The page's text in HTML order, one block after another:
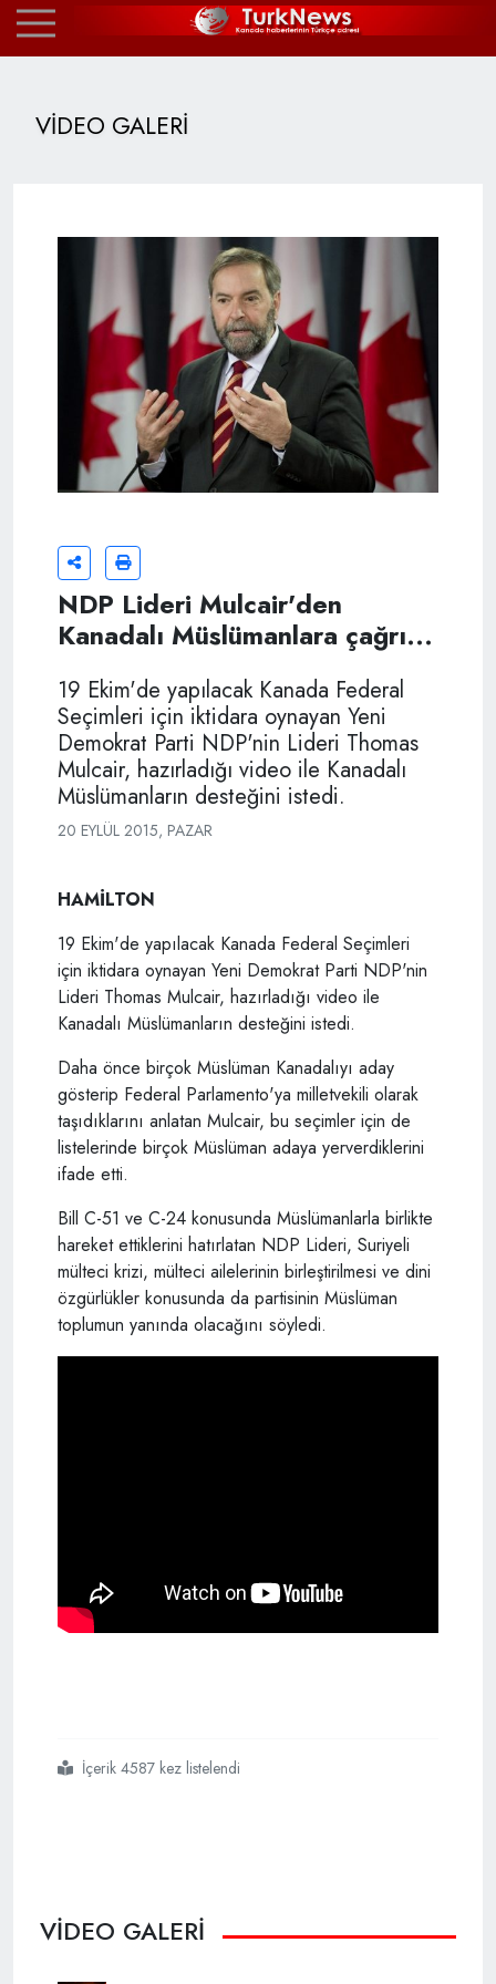
VİDEO GALERİ
NDP Lideri Mulcair'den
Kanadalı Müslümanlara çağrı...
19 Ekim'de yapılacak Kanada Federal
Seçimleri için iktidara oynayan Yeni
Demokrat Parti NDP'nin Lideri Thomas
Mulcair, hazırladığı video ile Kanadalı
Müslümanların desteğini istedi.
20 EYLÜL 2015, PAZAR
HAMİLTON
19 Ekim'de yapılacak Kanada Federal Seçimleri
için iktidara oynayan Yeni Demokrat Parti NDP'nin
Lideri Thomas Mulcair, hazırladığı video ile
Kanadalı Müslümanların desteğini istedi.
Daha önce birçok Müslüman Kanadalıyı aday
gösterip Federal Parlamento'ya milletvekili olarak
taşıdıklarını anlatan Mulcair, bu seçimler için de
listelerinde birçok Müslüman adaya yerverdiklerini
ifade etti.
Bill C-51 ve C-24 konusunda Müslümanlarla birlikte
hareket ettiklerini hatırlatan NDP Lideri, Suriyeli
mülteci krizi, mülteci ailelerinin birleştirilmesi ve dini
özgürlükler konusunda da partisinin Müslüman
toplumun yanında olacağını söyledi.
#ndp
#lideri
#mulcairden
#kanadalı
#müslümanlara
#çağrıİçerik 4587 kez listelendi
VİDEO GALERİ